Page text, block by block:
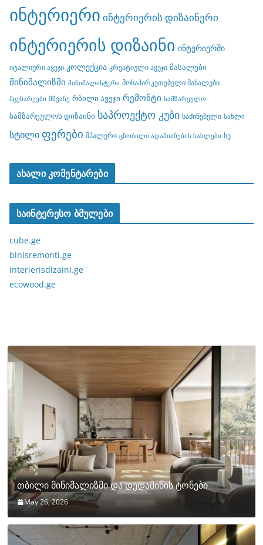
ინტერიერი ინტერიერის დიზაინერი
ინტერიერის დიზაინი ინტერიერში
იტალიური ავეჯი კოლექცია კრეატიული ავეჯი მასალები
მინიმალიზმი მინიმალისტური მოსაპირკეთებელი მასალები
მცენარეები მწვანე რბილი ავეჯი რემონტი სამზარეულო
სამზარეულოს დიზაინი საპროექტო კუბი საძინებელი სახლი
სტილი ფერები შპალერი ცნობილი ადამიანების სახლები ხე
ახალი კომენტარები
საინტერესო ბმულები
cube.ge
binisremonti.ge
interierisdizaini.ge
ecowood.ge
თბილი მინიმალიზმი და დედამიწის ტონები
May 26, 2026